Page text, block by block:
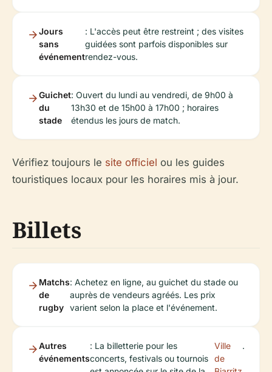
Jours
sans
événement
: L'accès peut être restreint ; des visites
guidées sont parfois disponibles sur
rendez-vous.
Guichet
du
stade
: Ouvert du lundi au vendredi, de 9h00 à
13h30 et de 15h00 à 17h00 ; horaires
étendus les jours de match.
Vérifiez toujours le site officiel ou les guides
touristiques locaux pour les horaires mis à jour.
Billets
Matchs
de
rugby
: Achetez en ligne, au guichet du stade ou
auprès de vendeurs agréés. Les prix
varient selon la place et l'événement.
Autres
événements
: La billetterie pour les
concerts, festivals ou tournois
Ville
de
.